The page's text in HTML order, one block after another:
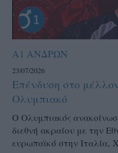
Α1 ΑΝΔΡΩΝ
23/07/2026
Επένδυση στο
Ολυμπιακό
Ο Ολυμπιακός
διεθνή ακραίου με την
ευρωπαϊκό στην